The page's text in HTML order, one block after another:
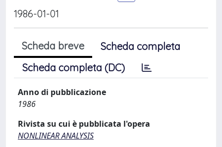
1986-01-01
Scheda breve
Scheda completa
Scheda completa (DC)
Anno di pubblicazione
1986
Rivista su cui è pubblicata l'opera
NONLINEAR ANALYSIS